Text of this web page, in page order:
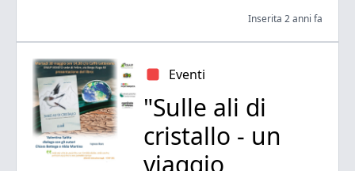
Inserita 2 anni fa
Eventi
"Sulle ali di
cristallo - un
viaggio